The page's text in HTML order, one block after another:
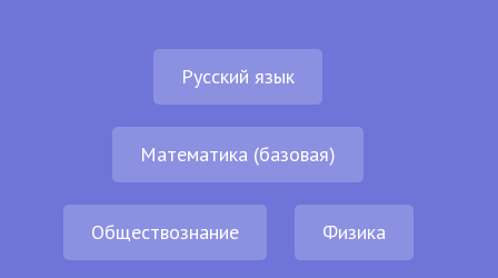
Русский язык
Математика (базовая)
Обществознание Физика